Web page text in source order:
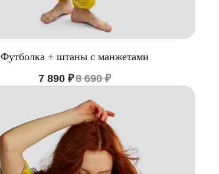
Футболка + штаны с манжетами
7 890 ₽8 690 ₽